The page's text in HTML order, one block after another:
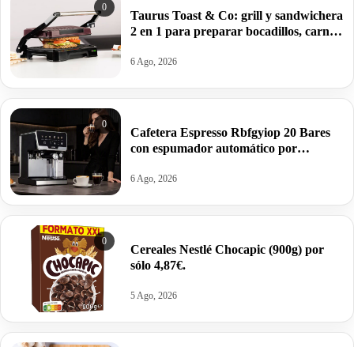
0
Taurus Toast & Co: grill y sandwichera
2 en 1 para preparar bocadillos, carnes
6 Ago, 2026
0
Cafetera Espresso Rbfgyiop 20 Bares
con espumador automático por
6 Ago, 2026
0
Cereales Nestlé Chocapic (900g) por
sólo 4,87€.
5 Ago, 2026